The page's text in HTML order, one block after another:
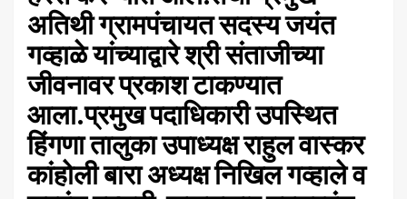
अतिथी ग्रामपंचायत सदस्य जयंत
गव्हाळे यांच्याद्वारे श्री संताजीच्या
जीवनावर प्रकाश टाकण्यात
आला.प्रमुख पदाधिकारी उपस्थित
हिंगणा तालुका उपाध्यक्ष राहुल वास्कर
कांहोली बारा अध्यक्ष निखिल गव्हाले व